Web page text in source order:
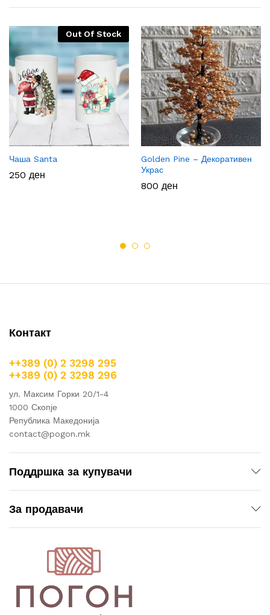
Out Of Stock
Чаша Santa
250 ден
Golden Pine – Декоративен
Украс
800 ден
Контакт
++389 (0) 2 3298 295
++389 (0) 2 3298 296
ул. Максим Горки 20/1-4
1000 Скопје
Република Македонија
contact@pogon.mk
Поддршка за купувачи
За продавачи